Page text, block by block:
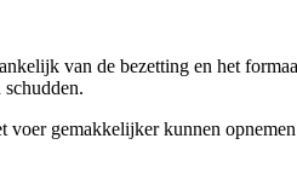
van de bezetting en het
schudden.
voer gemakkelijker kunnen